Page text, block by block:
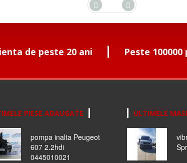
de peste 20 ani Peste
PIESE ADAUGATE
pompa inalta Peugeot
607 2.2hdi
0445010021
ULTIMELE